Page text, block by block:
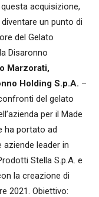
acquisizione,
un punto di
del Gelato
Disaronno
Marzorati,
Holding S.p.A. –
del gelato
per il Made
ha portato ad
aziende leader in
Stella S.p.A. e
la creazione di
2021. Obiettivo: